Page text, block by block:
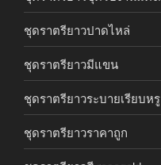
ชุดราตรียาวปาดไหล่
ชุดราตรียาวมีแขน
ชุดราตรียาวระบายเรียบหรู
ชุดราตรียาวราคาถูก